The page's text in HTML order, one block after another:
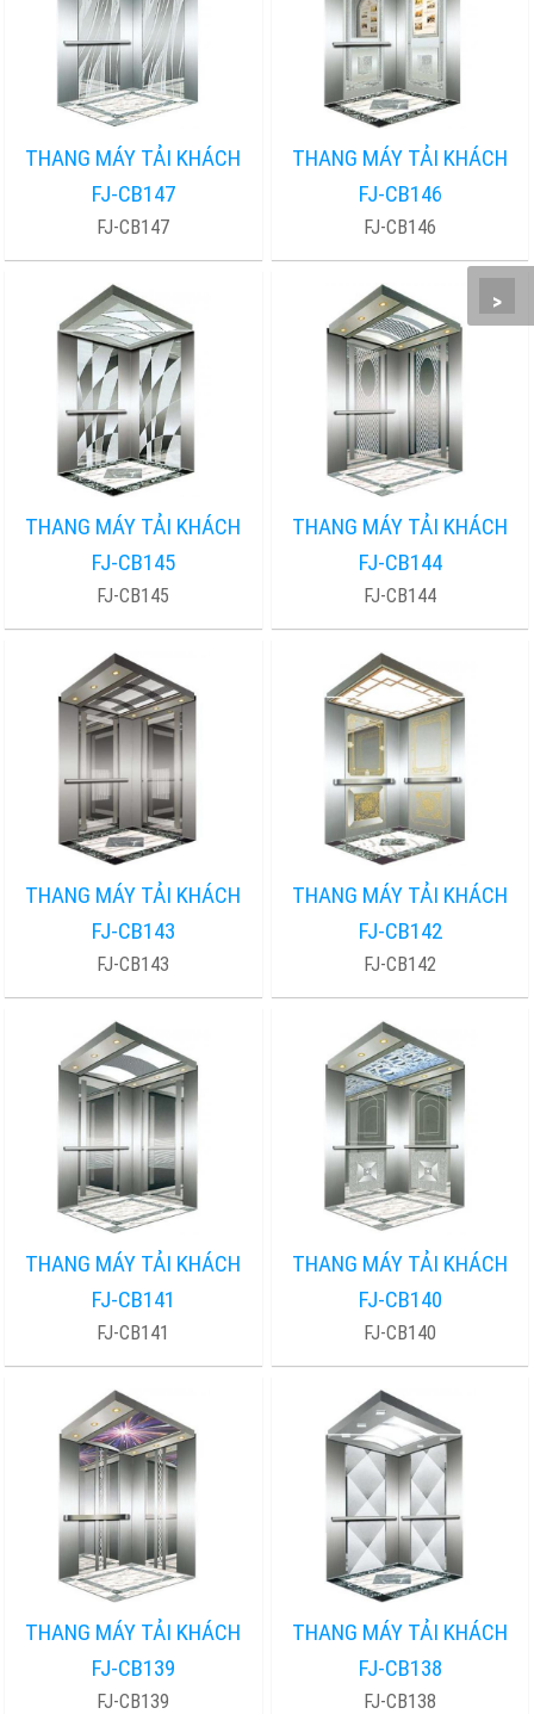
THANG MÁY TẢI KHÁCH
FJ-CB147
FJ-CB147
THANG MÁY TẢI KHÁCH
FJ-CB146
FJ-CB146
THANG MÁY TẢI KHÁCH
FJ-CB145
FJ-CB145
THANG MÁY TẢI KHÁCH
FJ-CB144
FJ-CB144
THANG MÁY TẢI KHÁCH
FJ-CB143
FJ-CB143
THANG MÁY TẢI KHÁCH
FJ-CB142
FJ-CB142
THANG MÁY TẢI KHÁCH
FJ-CB141
FJ-CB141
THANG MÁY TẢI KHÁCH
FJ-CB140
FJ-CB140
THANG MÁY TẢI KHÁCH
FJ-CB139
FJ-CB139
THANG MÁY TẢI KHÁCH
FJ-CB138
FJ-CB138
>